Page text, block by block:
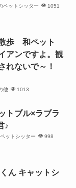
ペットシッター 1051
散歩 和ペット
アンですよ。観
れないで～！
他 1013
トブル×ラブラ
♪
ットシッター 998
ん キャットシ